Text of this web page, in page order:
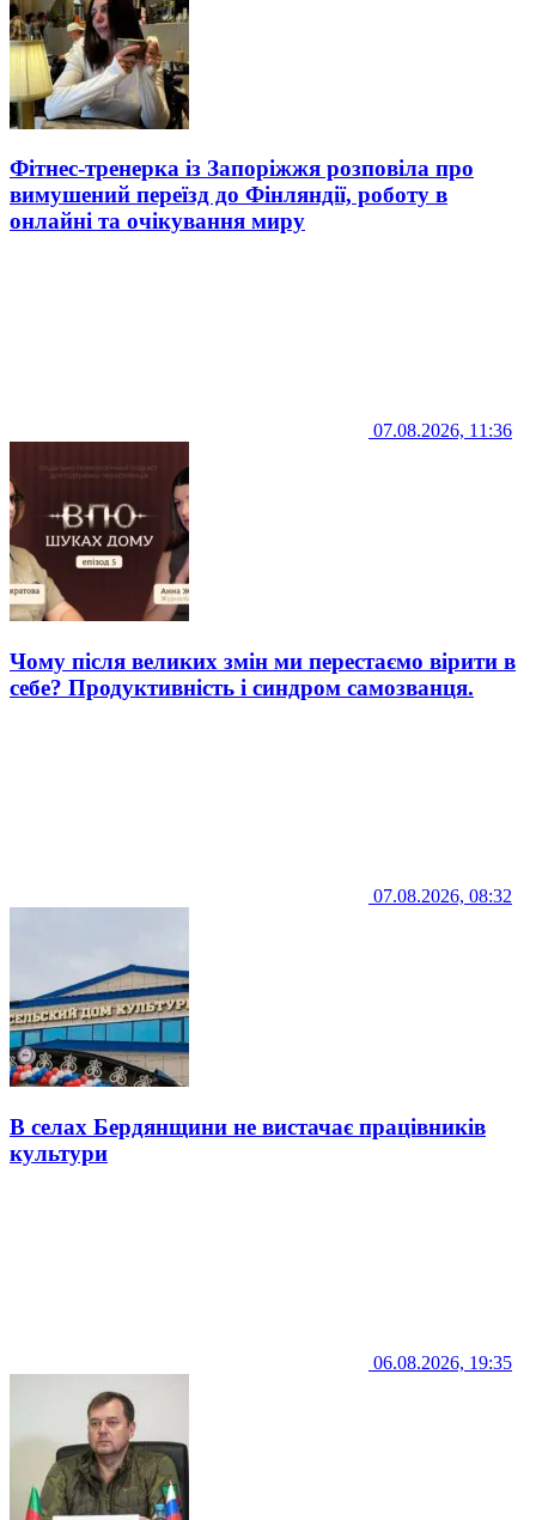
Фітнес-тренерка із Запоріжжя розповіла про
вимушений переїзд до Фінляндії, роботу в
онлайні та очікування миру
07.08.2026, 11:36
Чому після великих змін ми перестаємо вірити в
себе? Продуктивність і синдром самозванця.
07.08.2026, 08:32
В селах Бердянщини не вистачає працівників
культури
06.08.2026, 19:35